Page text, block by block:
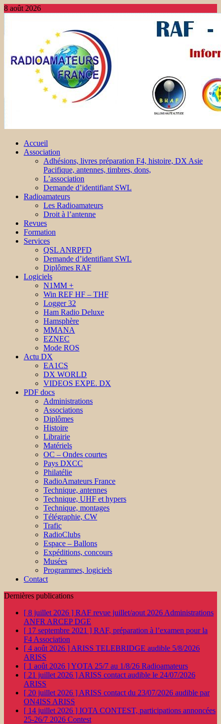
8 août 2026
Accueil
Association
Adhésions, livres préparation F4, histoire, DX Asie
Pacifique, antennes, timbres, dons,
L’association
Demande d’identifiant SWL
Radioamateurs
Les Radioamateurs
Droit à l’antenne
Revues
Formation
Services
QSL ANRPFD
Demande d’identifiant SWL
Diplômes RAF
Logiciels
N1MM +
Win REF HF – THF
Logger 32
Ham Radio Deluxe
Hamsphère
MMANA
EZNEC
Mode ROS
Actu DX
EA1CS
DX WORLD
VIDEOS EXPE. DX
PDF docs
Administrations
Associations
Diplômes
Histoire
Librairie
Matériels
OC – Ondes courtes
Pays DXCC
Philatélie
RadioAmateurs France
Technique, antennes
Technique, UHF et hypers
Technique, montages
Télégraphie, CW
Trafic
RadioClubs
Espace – Ballons
Expéditions, concours
Musées
Programmes, logiciels
Contact
Dernières publications
[ 8 juillet 2026 ] RAF revue juillet/aout 2026 Administrations
ANFR ARCEP DGE
[ 17 septembre 2021 ] RAF, préparation à l’examen pour la
F4 Association
[ 4 août 2026 ] ARISS TELEBRIDGE audible 5/8/2026
ARISS
[ 1 août 2026 ]YOTA 25/7 au 1/8/26 Radioamateurs
[ 21 juillet 2026 ] ARISS contact audible le 24/07/2026
ARISS
[ 20 juillet 2026 ] ARISS contact du 23/07/2026 audible par
ON4ISS ARISS
[ 14 juillet 2026 ] IOTA CONTEST, participations annoncées
25-26/7 2026 Contest